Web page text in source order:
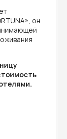
он